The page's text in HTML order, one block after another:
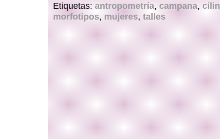
Etiquetas:antropometría,campana,
morfotipos,mujeres,talles